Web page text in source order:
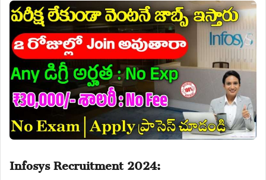
Infosys Recruitment 2024: